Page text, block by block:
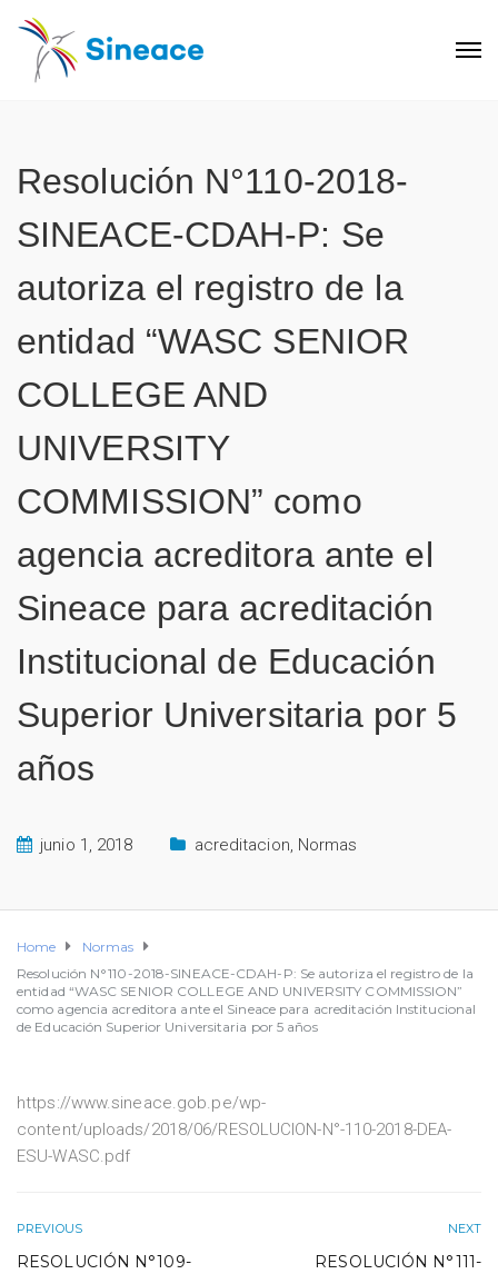
Resolución N°110-2018-
SINEACE-CDAH-P: Se
autoriza el registro de la
entidad “WASC SENIOR
COLLEGE AND
UNIVERSITY
COMMISSION” como
agencia acreditora ante el
Sineace para acreditación
Institucional de Educación
Superior Universitaria por 5
años
junio 1, 2018 acreditacion, Normas
Home
Normas
Resolución N°110-2018-SINEACE-CDAH-P: Se autoriza el registro de la
entidad “WASC SENIOR COLLEGE AND UNIVERSITY COMMISSION”
como agencia acreditora ante el Sineace para acreditación Institucional
de Educación Superior Universitaria por 5 años
https://www.sineace.gob.pe/wp-
content/uploads/2018/06/RESOLUCION-N°-110-2018-DEA-
ESU-WASC.pdf
PREVIOUS
RESOLUCIÓN N°109-
NEXT
RESOLUCIÓN N°111-